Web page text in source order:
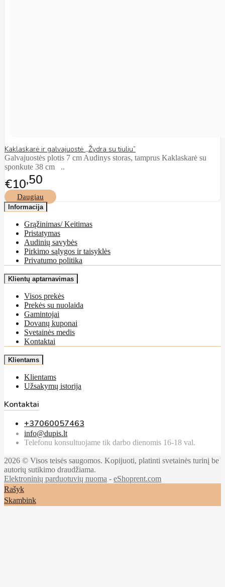
Kaklaskarė ir galvajuostė ,,Žydra su tiuliu”
Galvajuostės plotis 7 cm Audinys storas, tamprus Kaklaskarė su
sponkute 38 cm ..
€10 50
Daugiau
Informacija
Grąžinimas/ Keitimas
Pristatymas
Audinių savybės
Pirkimo sąlygos ir taisyklės
Privatumo politika
Klientų aptarnavimas
Visos prekės
Prekės su nuolaida
Gamintojai
Dovanų kuponai
Svetainės medis
Kontaktai
Klientams
Klientams
Užsakymų istorija
Kontaktai
+37060057463
info@dupis.lt
Telefonu konsultuojame tik darbo dienomis 16-18 val.
2026 © Visos teisės saugomos. Kopijuoti, platinti svetainės turinį be
autorių sutikimo draudžiama.
Elektroninių parduotuvių nuoma - eShoprent.com
Rašyk
Skambink